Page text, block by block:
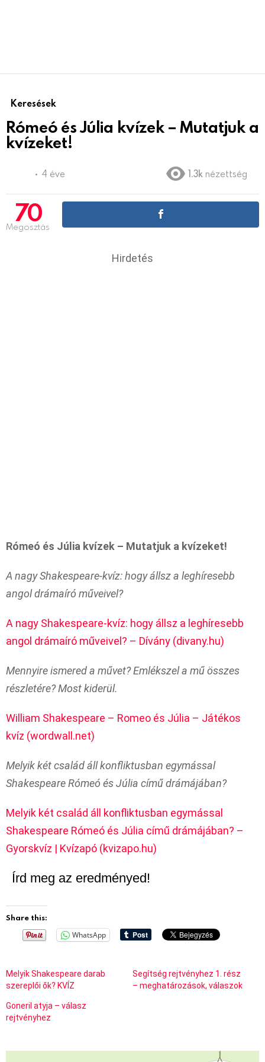
Keresések
Rómeó és Júlia kvízek – Mutatjuk a
kvízeket!
4 éve 1.3k nézettség
70
Megosztás
Hirdetés
Rómeó és Júlia kvízek – Mutatjuk a kvízeket!
A nagy Shakespeare-kvíz: hogy állsz a leghíresebb
angol drámaíró műveivel?
A nagy Shakespeare-kvíz: hogy állsz a leghíresebb
angol drámaíró műveivel? – Dívány (divany.hu)
Mennyire ismered a művet? Emlékszel a mű összes
részletére? Most kiderül.
William Shakespeare – Romeo és Júlia – Játékos
kvíz (wordwall.net)
Melyik két család áll konfliktusban egymással
Shakespeare Rómeó és Júlia című drámájában?
Melyik két család áll konfliktusban egymással
Shakespeare Rómeó és Júlia című drámájában? –
Gyorskvíz | Kvízapó (kvizapo.hu)
Írd meg az eredményed!
Share this:
WhatsApp
Melyik Shakespeare darab
szereplői ők? KVÍZ
Segítség rejtvényhez 1. rész
– meghatározások, válaszok
Goneril atyja – válasz
rejtvényhez